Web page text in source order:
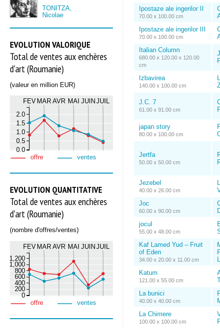
TONITZA,
Nicolae
EVOLUTION VALORIQUE
Total de ventes aux enchères
d'art (Roumanie)
(valeur en million EUR)
FEV MAR AVR MAI JUIN JUIL
0.0
0.5
1.0
1.5
2.0
offre ventes
EVOLUTION QUANTITATIVE
Total de ventes aux enchères
d'art (Roumanie)
(nombre d'offres/ventes)
FEV MAR AVR MAI JUIN JUIL
0
200
400
600
800
1,000
1,200
offre ventes
Ipostaze ale ingerilor II
70.00 x 100.00 cm
Ipostaze ale ingerilor III
70.00 x 100.00 cm
Italian Column
680.00 x 120.00 x 120.00
cm
Izbavirea
140.00 x 100.00 cm
J.C. 7
61.00 x 91.00 cm
japan story
80.00 x 100.00 cm
Jertfa
50.00 x 50.00 cm
Jezebel
40.00 x 26.00 cm
Joc
60.00 x 90.00 cm
jocul
55.00 x 48.00 cm
Kaf Lamed Yud – Fruit
of Eden
34.00 x 20.00 x 11.00 cm
Katum
121.00 x 55.00 cm
La bunici
40.00 x 40.00 cm
La Chimere
100.00 x 100.00 cm